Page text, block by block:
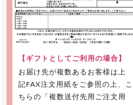
【ギフトとしてご利用の場合】
お届け先が複数あるお客様は上
記FAX注文用紙をご参照の上、こ
ちらの「複数送付先用ご注文用